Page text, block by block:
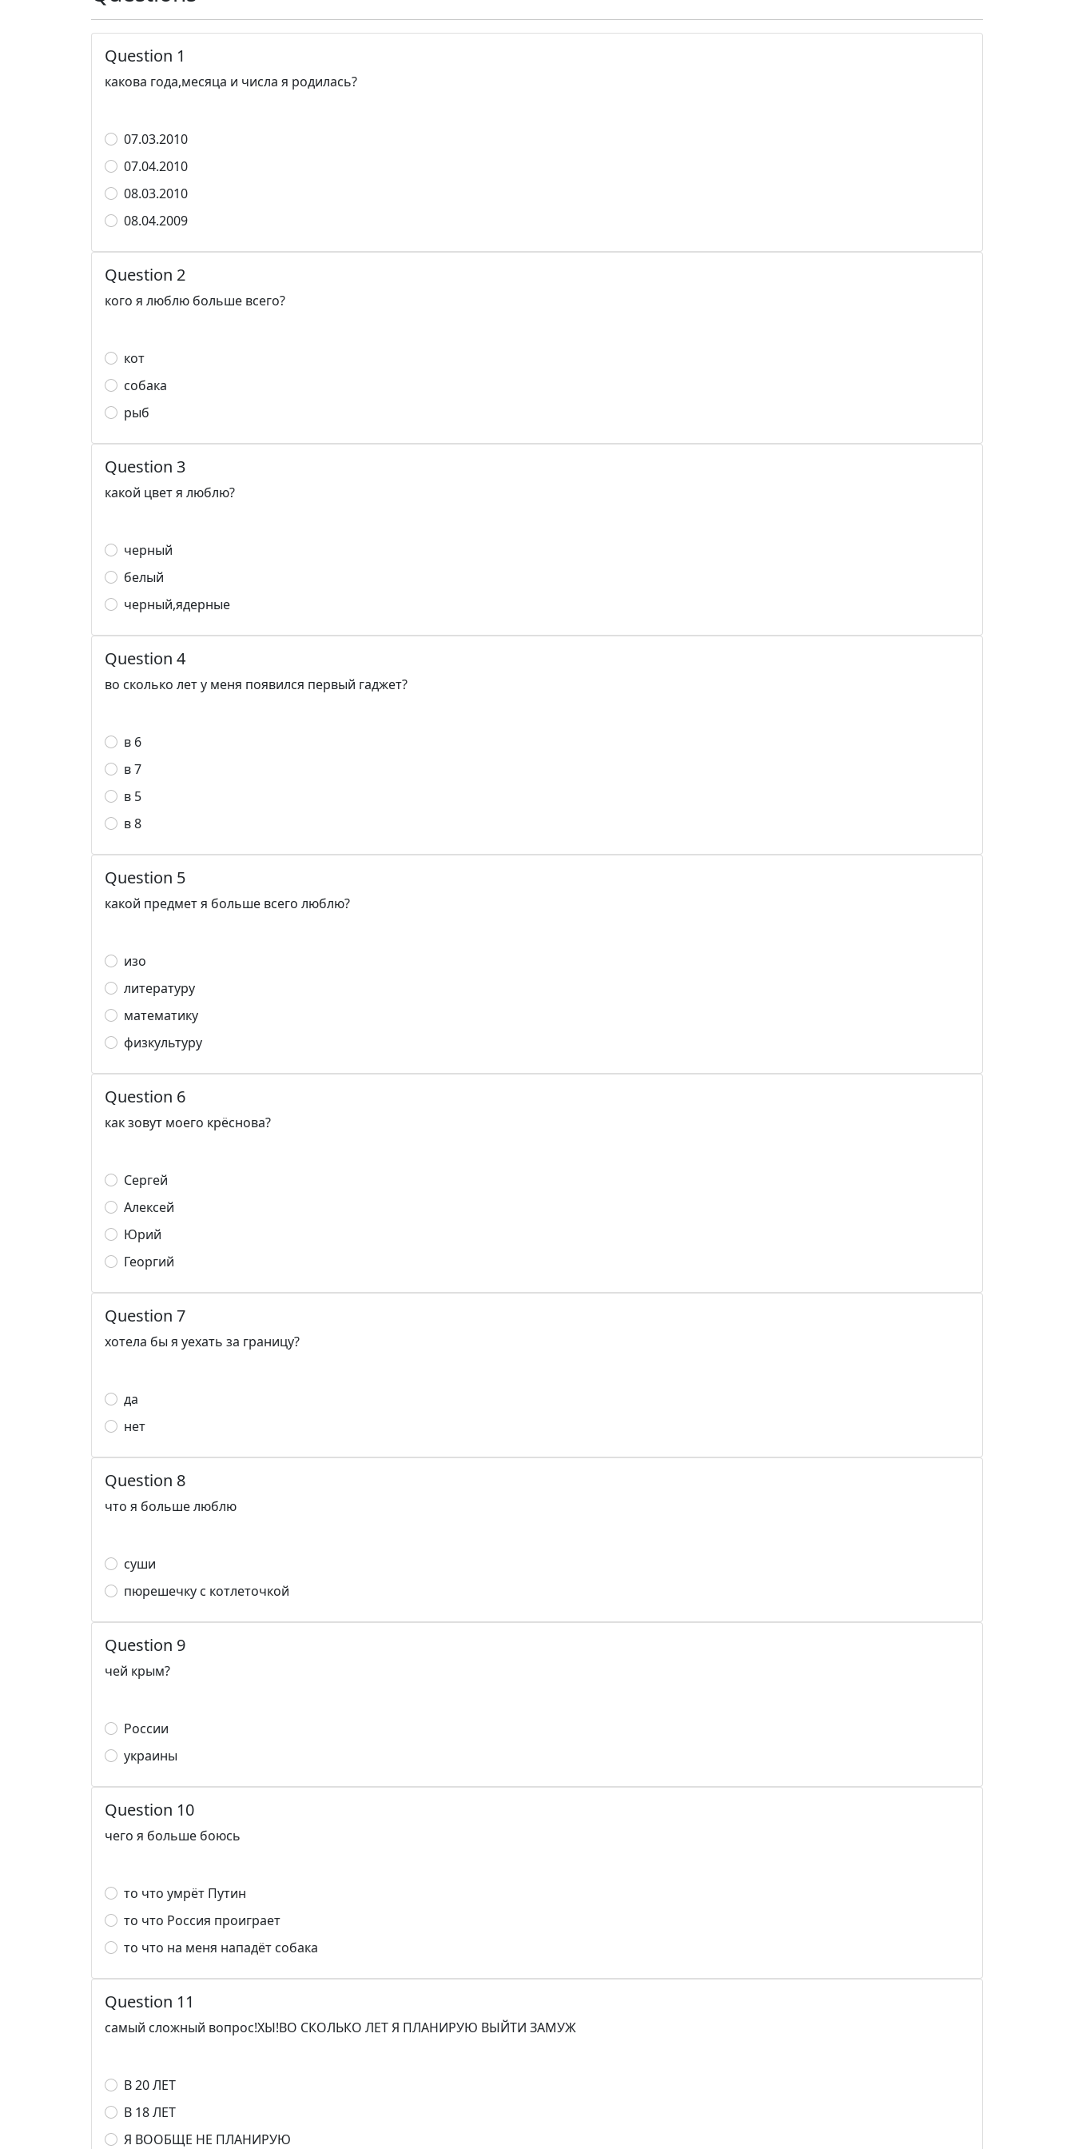
Question 1
какова года,месяца и числа я родилась?
07.03.2010
07.04.2010
08.03.2010
08.04.2009
Question 2
кого я люблю больше всего?
кот
собака
рыб
Question 3
какой цвет я люблю?
черный
белый
черный,ядерные
Question 4
во сколько лет у меня появился первый гаджет?
в 6
в 7
в 5
в 8
Question 5
какой предмет я больше всего люблю?
изо
литературу
математику
физкультуру
Question 6
как зовут моего крёснова?
Сергей
Алексей
Юрий
Георгий
Question 7
хотела бы я уехать за границу?
да
нет
Question 8
что я больше люблю
суши
пюрешечку с котлеточкой
Question 9
чей крым?
России
украины
Question 10
чего я больше боюсь
то что умрёт Путин
то что Россия проиграет
то что на меня нападёт собака
Question 11
самый сложный вопрос!ХЫ!ВО СКОЛЬКО ЛЕТ Я ПЛАНИРУЮ ВЫЙТИ ЗАМУЖ
В 20 ЛЕТ
В 18 ЛЕТ
Я ВООБЩЕ НЕ ПЛАНИРУЮ